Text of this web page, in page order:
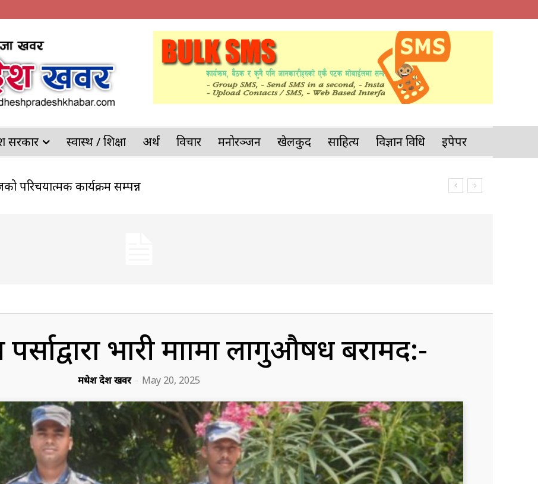
सरकार स्वास्थ / शिक्षा अर्थ विचार मनोरञ्जन खेलकुद साहित्य विज्ञान प्रविधि इपेपर
प्रहरीको ठूलो सफलता
पर्साद्वारा भारी मात्रामा लागुऔषध बरामद:-
मधेश प्रदेश खवर - May 20, 2025